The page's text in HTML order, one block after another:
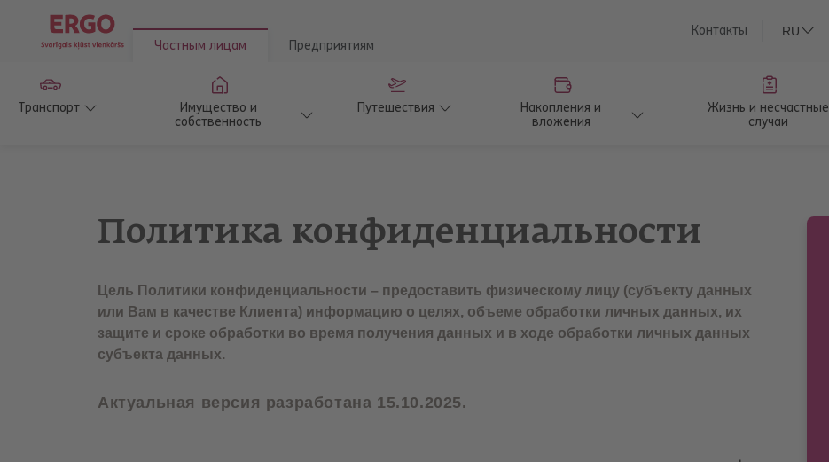
Частным лицам Предприятиям
Контакты RU
Транспорт
Имущество и
собственность
Путешествия
Накопления и
вложения
Жизнь и несчастные
случаи
Политика конфиденциальности
Цель Политики конфиденциальности – предоставить физическому лицу (субъекту данных
или Вам в качестве Клиента) информацию о целях, объеме обработки личных данных, их
защите и сроке обработки во время получения данных и в ходе обработки личных данных
субъекта данных.
Актуальная версия разработана 15.10.2025.